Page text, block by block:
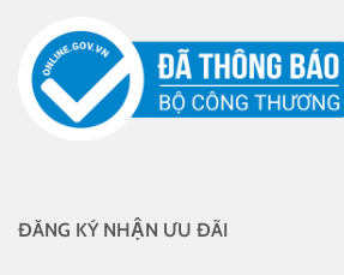
ĐĂNG KÝ NHẬN ƯU ĐÃI